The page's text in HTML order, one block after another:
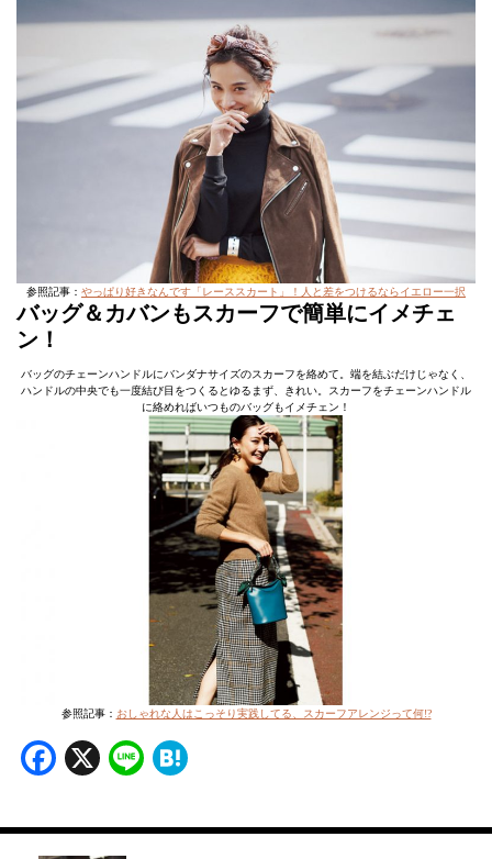
参照記事： やっぱり好きなんです「レーススカート」！人と差をつけるならイエロー一択
バッグ＆カバンもスカーフで簡単にイメチェ
ン！
バッグのチェーンハンドルにバンダナサイズのスカーフを絡めて。端を結ぶだけじゃなく、
ハンドルの中央でも一度結び目をつくるとゆるまず、きれい。スカーフをチェーンハンドル
に絡めればいつものバッグもイメチェン！
参照記事： おしゃれな人はこっそり実践してる、スカーフアレンジって何!?
Facebook
X Line